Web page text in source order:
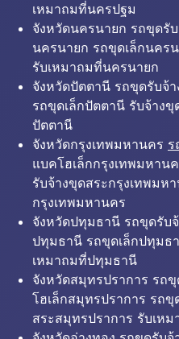
เหมาถมที่นครปฐม
จังหวัดนครนายก รถขุดรั
นครนายก รถขุดเล็กนคร
รับเหมาถมที่นครนายก
จังหวัดปัตตานี รถขุดรับจ้
รถขุดเล็กปัตตานี รับจ้าง
ปัตตานี
จังหวัดกรุงเทพมหานคร ร
แบคโฮเล็กกรุงเทพมหาน
รับจ้างขุดสระกรุงเทพมห
กรุงเทพมหานคร
จังหวัดปทุมธานี รถขุดรับ
ปทุมธานี รถขุดเล็กปทุมธ
เหมาถมที่ปทุมธานี
จังหวัดสมุทรปราการ รถ
โฮเล็กสมุทรปราการ รถ
สระสมุทรปราการ รับเห